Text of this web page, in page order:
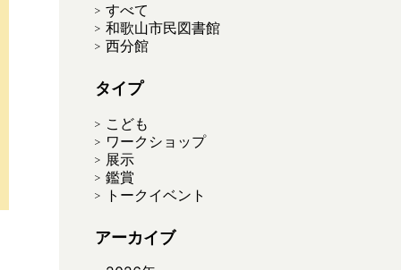
すべて
和歌山市民図書館
西分館
タイプ
こども
ワークショップ
展示
鑑賞
トークイベント
アーカイブ